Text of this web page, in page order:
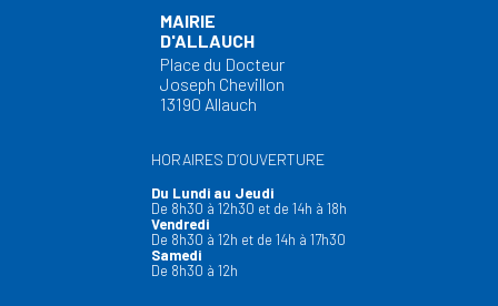
MAIRIE
D'ALLAUCH
Place du Docteur
Joseph Chevillon
13190 Allauch
HORAIRES D’OUVERTURE
Du Lundi au Jeudi
De 8h30 à 12h30 et de 14h à 18h
Vendredi
De 8h30 à 12h et de 14h à 17h30
Samedi
De 8h30 à 12h